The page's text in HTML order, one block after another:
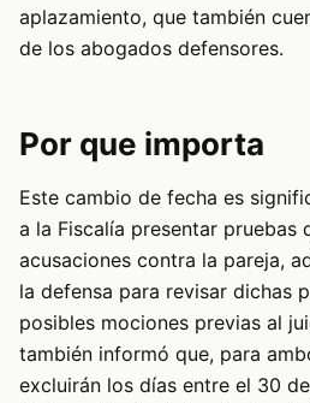
aplazamiento, que también
de los abogados defensores.
Por que importa
Este cambio de fecha es
a la Fiscalía presentar pruebas
acusaciones contra la pareja,
la defensa para revisar dichas
posibles mociones previas al
también informó que, para
excluirán los días entre el 30